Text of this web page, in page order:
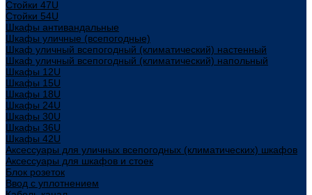
Стойки 47U
Стойки 54U
Шкафы антивандальные
Шкафы уличные (всепогодные)
Шкаф уличный всепогодный (климатический) настенный
Шкаф уличный всепогодный (климатический) напольный
Шкафы 12U
Шкафы 15U
Шкафы 18U
Шкафы 24U
Шкафы 30U
Шкафы 36U
Шкафы 42U
Аксессуары для уличных всепогодных (климатических) шкафов
Аксессуары для шкафов и стоек
Блок розеток
Ввод с уплотнением